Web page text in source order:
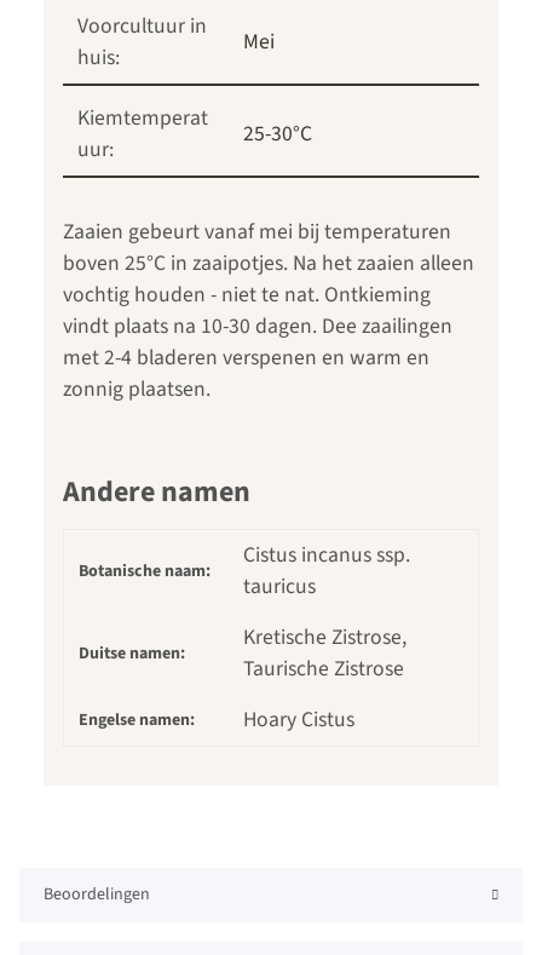
Voorcultuur in
huis:
Mei
Kiemtemperat
uur:
25-30°C
Zaaien gebeurt vanaf mei bij temperaturen
boven 25°C in zaaipotjes. Na het zaaien alleen
vochtig houden - niet te nat. Ontkieming
vindt plaats na 10-30 dagen. Dee zaailingen
met 2-4 bladeren verspenen en warm en
zonnig plaatsen.
Andere namen
Botanische naam:
Cistus incanus ssp.
tauricus
Duitse namen:
Kretische Zistrose,
Taurische Zistrose
Engelse namen: Hoary Cistus
Beoordelingen